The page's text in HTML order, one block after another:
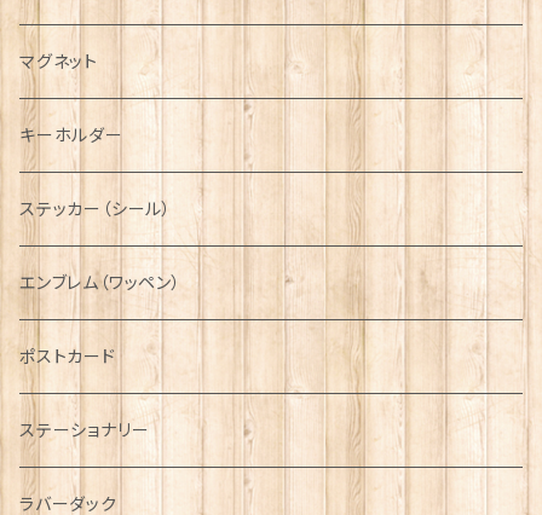
キャスケット
ディアストーカー
ニット帽
タータン【Bronte by Moon】
タータン【Glencroft】
ボタンラップマフラー【Aran Traditions】
サッシュ
スカーフ
ファッションマスク
チャーム
その他のアクセサリー
ラブスプーン【SION LLEWELLYN】
ラブスプーン【PAUL CURTIS】
ファブリック
ペーパーナプキン
ティーコジー
その他テーブルウェア
ジェネラルデザイン
乗り物
動物＆植物
国旗＆紋章
音楽＆楽器
運動＆人物
シンボル
ミリタリー
NAVY
AIRFORCE
ARMY
ピューター
マグネット
キーホルダー
ステッカー（シール）
エンブレム（ワッペン）
ポストカード
ステーショナリー
ラバーダック